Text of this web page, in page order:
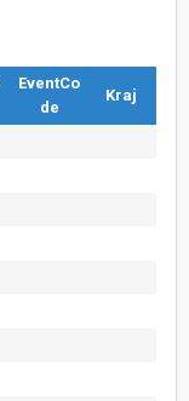
EventCo
de
Kraj